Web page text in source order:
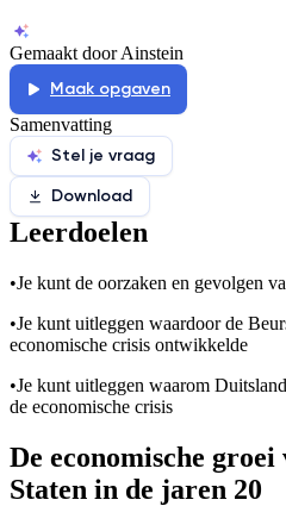
Gemaakt door Ainstein
Maak opgaven
Samenvatting
Stel je vraag
Download
Leerdoelen
•Je kunt de oorzaken en gevolgen
•Je kunt uitleggen waardoor de
economische crisis ontwikkelde
•Je kunt uitleggen waarom
de economische crisis
De economische groei
Staten in de jaren 20